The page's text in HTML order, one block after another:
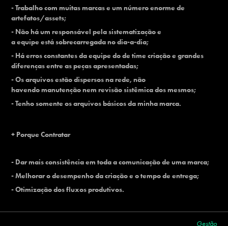
- Trabalho com muitas marcas e um número enorme de
artefatos/assets;
- Não há um responsável pela sistematização e
a equipe está sobrecarregada no dia-a-dia;
- Há erros constantes da equipe do de time criação e grandes
diferenças entre as peças apresentadas;
- Os arquivos estão dispersos na rede, não
havendo manutenção nem revisão sistêmica dos mesmos;
- Tenho somente os arquivos básicos da minha marca.
+ Porque Contratar
- Dar mais consistência em toda a comunicação de uma marca;
- Melhorar o desempenho da criação e o tempo de entrega;
- Otimização dos fluxos produtivos.
Gestão